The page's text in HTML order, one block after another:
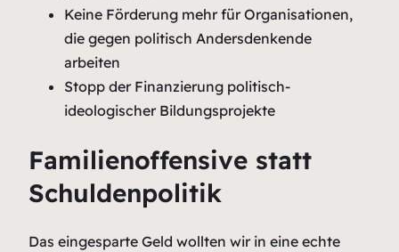
Keine Förderung mehr für Organisationen,
die gegen politisch Andersdenkende
arbeiten
Stopp der Finanzierung politisch-
ideologischer Bildungsprojekte
Familienoffensive statt
Schuldenpolitik
Das eingesparte Geld wollten wir in eine echte